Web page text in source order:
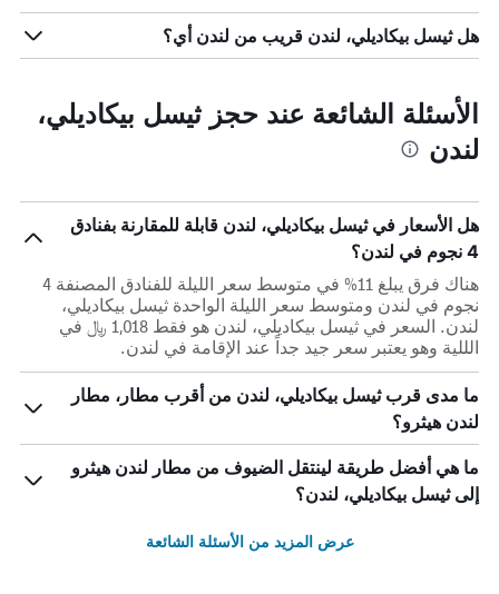
هل ثيسل بيكاديلي، لندن قريب من لندن أي؟
الأسئلة الشائعة عند حجز ثيسل بيكاديلي،
لندن
هل الأسعار في ثيسل بيكاديلي، لندن قابلة للمقارنة بفنادق
4 نجوم في لندن؟
هناك فرق يبلغ 11% في متوسط ​​سعر الليلة للفنادق المصنفة 4
نجوم في لندن ومتوسط ​​سعر الليلة الواحدة ثيسل بيكاديلي،
لندن. السعر في ثيسل بيكاديلي، لندن هو فقط 1,018 ﷼ في
الللية وهو يعتبر سعر جيد جداً عند الإقامة في لندن.
ما مدى قرب ثيسل بيكاديلي، لندن من أقرب مطار، مطار
لندن هيثرو؟
ما هي أفضل طريقة لينتقل الضيوف من مطار لندن هيثرو
إلى ثيسل بيكاديلي، لندن؟
عرض المزيد من الأسئلة الشائعة